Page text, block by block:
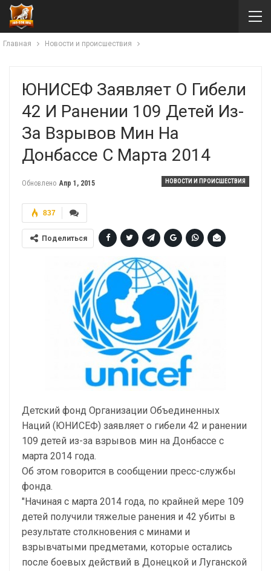
Главная Новости и происшествия
ЮНИСЕФ Заявляет О Гибели
42 И Ранении 109 Детей Из-
За Взрывов Мин На
Донбассе С Марта 2014
НОВОСТИ И ПРОИСШЕСТВИЯ
Обновлено Апр 1, 2015
837
Поделиться
Детский фонд Организации Объединенных
Наций (ЮНИСЕФ) заявляет о гибели 42 и ранении
109 детей из-за взрывов мин на Донбассе с
марта 2014 года.
Об этом говорится в сообщении пресс-службы
фонда.
"Начиная с марта 2014 года, по крайней мере 109
детей получили тяжелые ранения и 42 убиты в
результате столкновения с минами и
взрывчатыми предметами, которые остались
после боевых действий в Донецкой и Луганской